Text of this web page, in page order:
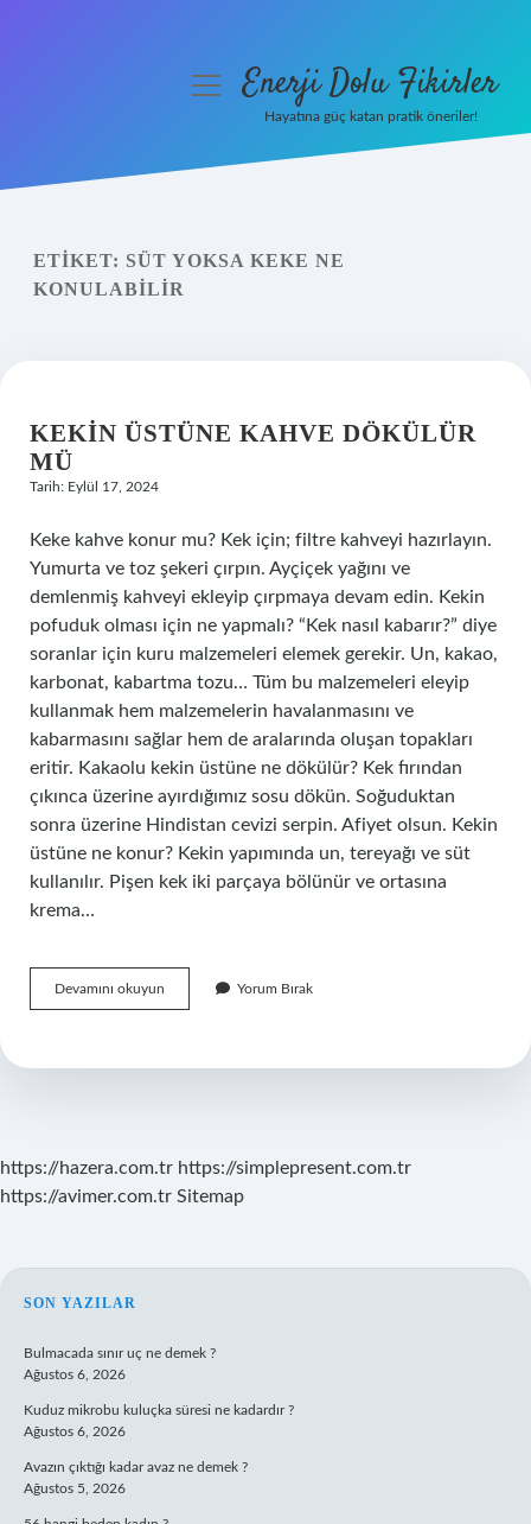
Yasal Uyarı
menüyüEnerji Dolu Fikirler
Hayatına güç katan pratik öneriler!
ETIKET: SÜT YOKSA KEKE NE
KONULABILIR
KEKIN ÜSTÜNE KAHVE DÖKÜLÜR
MÜ
Tarih: Eylül 17, 2024
Keke kahve konur mu? Kek için; filtre kahveyi hazırlayın.
Yumurta ve toz şekeri çırpın. Ayçiçek yağını ve
demlenmiş kahveyi ekleyip çırpmaya devam edin. Kekin
pofuduk olması için ne yapmalı? “Kek nasıl kabarır?” diye
soranlar için kuru malzemeleri elemek gerekir. Un, kakao,
karbonat, kabartma tozu… Tüm bu malzemeleri eleyip
kullanmak hem malzemelerin havalanmasını ve
kabarmasını sağlar hem de aralarında oluşan topakları
eritir. Kakaolu kekin üstüne ne dökülür? Kek fırından
çıkınca üzerine ayırdığımız sosu dökün. Soğuduktan
sonra üzerine Hindistan cevizi serpin. Afiyet olsun. Kekin
üstüne ne konur? Kekin yapımında un, tereyağı ve süt
kullanılır. Pişen kek iki parçaya bölünür ve ortasına
krema…
Devamını okuyun
Üstüne
Mü
Yorum Bırak
https://hazera.com.tr https://simplepresent.com.tr
https://avimer.com.tr Sitemap
SIDEBAR
SON YAZILAR
Bulmacada sınır uç ne demek ?
Ağustos 6, 2026
Kuduz mikrobu kuluçka süresi ne kadardır ?
Ağustos 6, 2026
Avazın çıktığı kadar avaz ne demek ?
Ağustos 5, 2026